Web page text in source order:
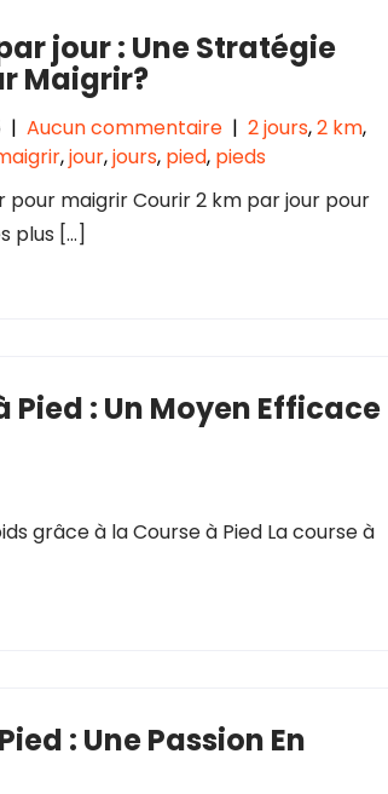
jour : Une Stratégie
Maigrir?
| Aucun commentaire | 2 jours,2 km,
,jour,jours, pied, pieds
pour maigrir Courir 2 km par jour pour
plus […]
Pied : Un Moyen Efficace
grâce à la Course à Pied La course à
: Une Passion En